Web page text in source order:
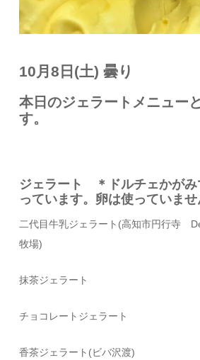
10月8日(土) 曇り
本日のジェラートメニュー
す。
ジェラート ＊ドルチェかがみ
っています。卵は使っていませ
二代目牛乳ジェラート (高知市円行寺
牧場)
抹茶ジェラート
チョコレートジェラート
香茶ジェラート(ビバ沢渡)